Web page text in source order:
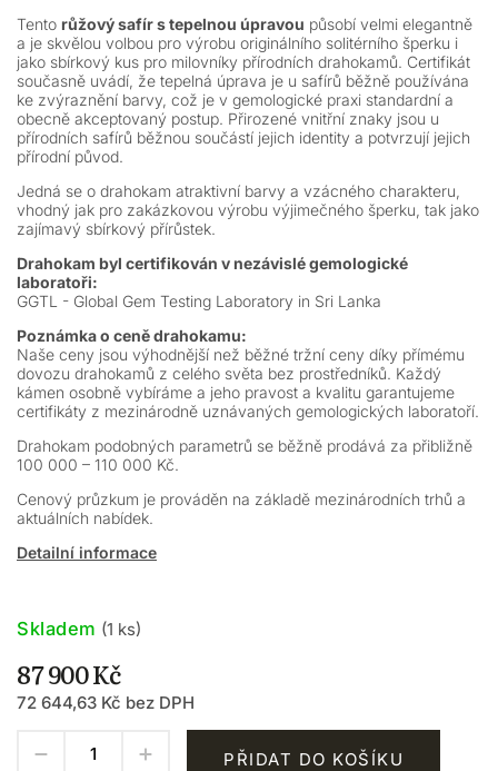
Tento růžový safír s tepelnou úpravou působí velmi elegantně
a je skvělou volbou pro výrobu originálního solitérního šperku i
jako sbírkový kus pro milovníky přírodních drahokamů. Certifikát
současně uvádí, že tepelná úprava je u safírů běžně používána
ke zvýraznění barvy, což je v gemologické praxi standardní a
obecně akceptovaný postup. Přirozené vnitřní znaky jsou u
přírodních safírů běžnou součástí jejich identity a potvrzují jejich
přírodní původ.
Jedná se o drahokam atraktivní barvy a vzácného charakteru,
vhodný jak pro zakázkovou výrobu výjimečného šperku, tak jako
zajímavý sbírkový přírůstek.
Drahokam byl certifikován v nezávislé gemologické
laboratoři:
GGTL - Global Gem Testing Laboratory in Sri Lanka
Poznámka o ceně drahokamu:
Naše ceny jsou výhodnější než běžné tržní ceny díky přímému
dovozu drahokamů z celého světa bez prostředníků. Každý
kámen osobně vybíráme a jeho pravost a kvalitu garantujeme
certifikáty z mezinárodně uznávaných gemologických laboratoří.
Drahokam podobných parametrů se běžně prodává za přibližně
100 000 – 110 000 Kč.
Cenový průzkum je prováděn na základě mezinárodních trhů a
aktuálních nabídek.
Detailní informace
87 900 Kč
72 644,63 Kč bez DPH
Skladem (1 ks)
PŘIDAT DO KOŠÍKU